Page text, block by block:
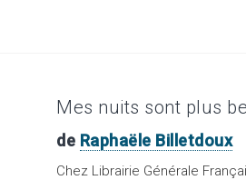
Mes nuits sont plus
de Raphaële Billetdoux
Chez Librairie Générale